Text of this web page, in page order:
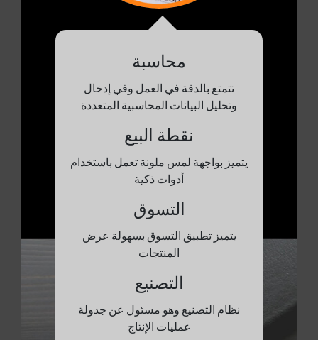
محاسبة
تتمتع بالدقة في العمل وفي إدخال
وتحليل البيانات المحاسبية المتعددة
نقطة البيع
يتميز بواجهة لمس ملونة تعمل باستخدام
أدوات ذكية
التسوق
يتميز تطبيق التسوق بسهولة عرض
المنتجات
التصنيع
نظام التصنيع وهو مسئول عن جدولة
عمليات الإنتاج